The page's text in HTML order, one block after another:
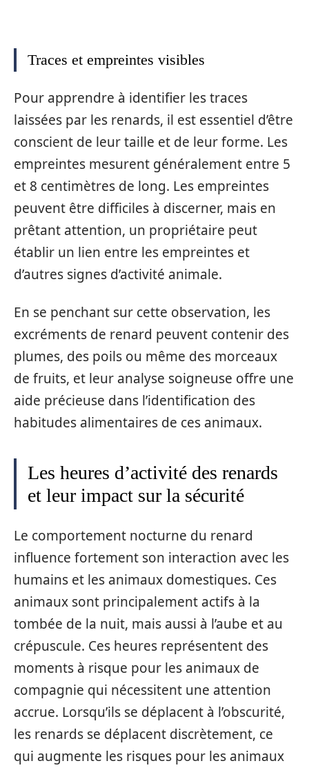
Traces et empreintes visibles
Pour apprendre à identifier les traces
laissées par les renards, il est essentiel d’être
conscient de leur taille et de leur forme. Les
empreintes mesurent généralement entre 5
et 8 centimètres de long. Les empreintes
peuvent être difficiles à discerner, mais en
prêtant attention, un propriétaire peut
établir un lien entre les empreintes et
d’autres signes d’activité animale.
En se penchant sur cette observation, les
excréments de renard peuvent contenir des
plumes, des poils ou même des morceaux
de fruits, et leur analyse soigneuse offre une
aide précieuse dans l’identification des
habitudes alimentaires de ces animaux.
Les heures d’activité des renards
et leur impact sur la sécurité
Le comportement nocturne du renard
influence fortement son interaction avec les
humains et les animaux domestiques. Ces
animaux sont principalement actifs à la
tombée de la nuit, mais aussi à l’aube et au
crépuscule. Ces heures représentent des
moments à risque pour les animaux de
compagnie qui nécessitent une attention
accrue. Lorsqu’ils se déplacent à l’obscurité,
les renards se déplacent discrètement, ce
qui augmente les risques pour les animaux